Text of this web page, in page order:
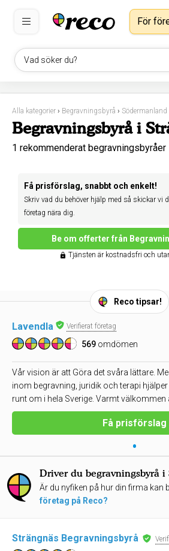
Vad söker du?
För
Alla kategorier › Begravningsbyrå › Södermanland
Begravningsbyrå i
1 rekommenderat begravningsbyråer
Få prisförslag, snabbt och enkelt!
Skriv vad du behöver hjälp med så skickar vi
företag nära dig.
Be om offerter från
Tjänsten är kostnadsfri och
Reco tipsar!
Lavendla Verifierat företag
569 omdömen
Vår vision är att Göra det svåra lättare.
inom begravning, juridik och terapi
runt om i hela Sverige. Varmt
Få prisförslag
•
Driver du begravningsbyrå i
Är du nyfiken på hur din firma kan
företag på Reco?
Strängnäs Begravningsbyrå